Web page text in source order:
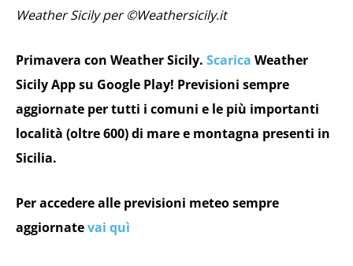
Weather Sicily per ©Weathersicily.it
Primavera con Weather Sicily. Scarica Weather
Sicily App su Google Play! Previsioni sempre
aggiornate per tutti i comuni e le più importanti
località (oltre 600) di mare e montagna presenti in
Sicilia.
Per accedere alle previsioni meteo sempre
aggiornatevai quì